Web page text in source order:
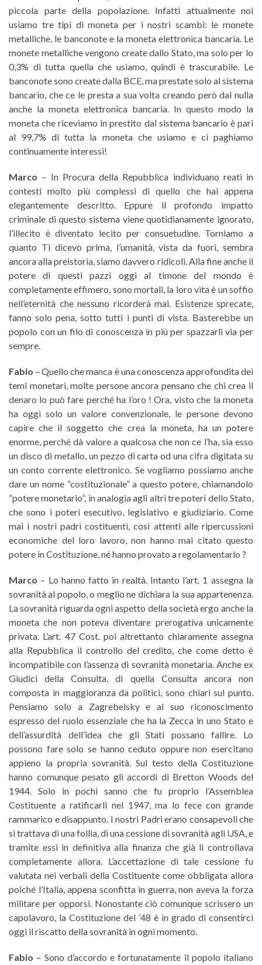
piccola parte della popolazione. Infatti attualmente noi
usiamo tre tipi di moneta per i nostri scambi: le monete
metalliche, le banconote e la moneta elettronica bancaria. Le
monete metalliche vengono create dallo Stato, ma solo per lo
0,3% di tutta quella che usiamo, quindi è trascurabile. Le
banconote sono create dalla BCE, ma prestate solo al sistema
bancario, che ce le presta a sua volta creando però dal nulla
anche la moneta elettronica bancaria. In questo modo la
moneta che riceviamo in prestito dal sistema bancario è pari
al 99,7% di tutta la moneta che usiamo e ci paghiamo
continuamente interessi!
Marco – In Procura della Repubblica individuano reati in
contesti molto più complessi di quello che hai appena
elegantemente descritto. Eppure il profondo impatto
criminale di questo sistema viene quotidianamente ignorato,
l’illecito è diventato lecito per consuetudine. Torniamo a
quanto Ti dicevo prima, l’umanità, vista da fuori, sembra
ancora alla preistoria, siamo davvero ridicoli. Alla fine anche il
potere di questi pazzi oggi al timone del mondo è
completamente effimero, sono mortali, la loro vita è un soffio
nell’eternità che nessuno ricorderà mai. Esistenze sprecate,
fanno solo pena, sotto tutti i punti di vista. Basterebbe un
popolo con un filo di conoscenza in più per spazzarli via per
sempre.
Fabio – Quello che manca è una conoscenza approfondita dei
temi monetari, molte persone ancora pensano che chi crea il
denaro lo può fare perché ha l’oro ! Ora, visto che la moneta
ha oggi solo un valore convenzionale, le persone devono
capire che il soggetto che crea la moneta, ha un potere
enorme, perché dà valore a qualcosa che non ce l’ha, sia esso
un disco di metallo, un pezzo di carta od una cifra digitata su
un conto corrente elettronico. Se vogliamo possiamo anche
dare un nome “costituzionale” a questo potere, chiamandolo
“potere monetario”, in analogia agli altri tre poteri dello Stato,
che sono i poteri esecutivo, legislativo e giudiziario. Come
mai i nostri padri costituenti, così attenti alle ripercussioni
economiche del loro lavoro, non hanno mai citato questo
potere in Costituzione, né hanno provato a regolamentarlo ?
Marco – Lo hanno fatto in realtà. Intanto l’art. 1 assegna la
sovranità al popolo, o meglio ne dichiara la sua appartenenza.
La sovranità riguarda ogni aspetto della società ergo anche la
moneta che non poteva diventare prerogativa unicamente
privata. L’art. 47 Cost. poi altrettanto chiaramente assegna
alla Repubblica il controllo del credito, che come detto è
incompatibile con l’assenza di sovranità monetaria. Anche ex
Giudici della Consulta, di quella Consulta ancora non
composta in maggioranza da politici, sono chiari sul punto.
Pensiamo solo a Zagrebelsky e al suo riconoscimento
espresso del ruolo essenziale che ha la Zecca in uno Stato e
dell’assurdità dell’idea che gli Stati possano fallire. Lo
possono fare solo se hanno ceduto oppure non esercitano
appieno la propria sovranità. Sul testo della Costituzione
hanno comunque pesato gli accordi di Bretton Woods del
1944. Solo in pochi sanno che fu proprio l’Assemblea
Costituente a ratificarli nel 1947, ma lo fece con grande
rammarico e disappunto. I nostri Padri erano consapevoli che
si trattava di una follia, di una cessione di sovranità agli USA, e
tramite essi in definitiva alla finanza che già li controllava
completamente allora. L’accettazione di tale cessione fu
valutata nei verbali della Costituente come obbligata allora
poiché l’Italia, appena sconfitta in guerra, non aveva la forza
militare per opporsi. Nonostante ciò comunque scrissero un
capolavoro, la Costituzione del ’48 è in grado di consentirci
oggi il riscatto della sovranità in ogni momento.
Fabio – Sono d’accordo e fortunatamente il popolo italiano